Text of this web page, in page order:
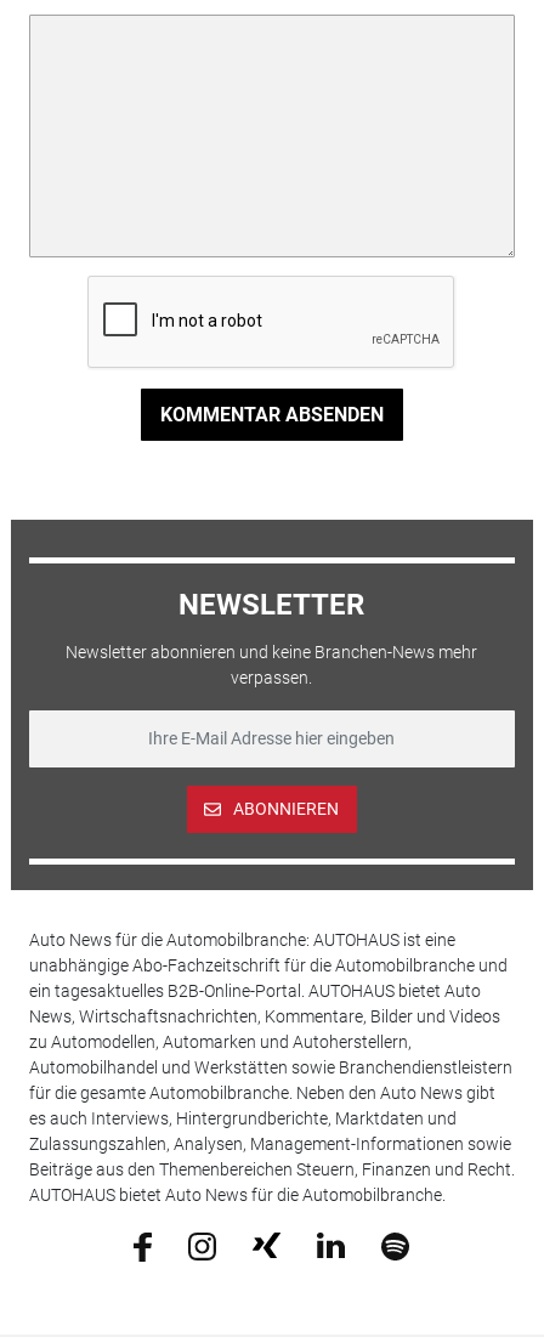
KOMMENTAR ABSENDEN
NEWSLETTER
Newsletter abonnieren und keine Branchen-News mehr
verpassen.
ABONNIEREN
Auto News für die Automobilbranche: AUTOHAUS ist eine
unabhängige Abo-Fachzeitschrift für die Automobilbranche und
ein tagesaktuelles B2B-Online-Portal. AUTOHAUS bietet Auto
News, Wirtschaftsnachrichten, Kommentare, Bilder und Videos
zu Automodellen, Automarken und Autoherstellern,
Automobilhandel und Werkstätten sowie Branchendienstleistern
für die gesamte Automobilbranche. Neben den Auto News gibt
es auch Interviews, Hintergrundberichte, Marktdaten und
Zulassungszahlen, Analysen, Management-Informationen sowie
Beiträge aus den Themenbereichen Steuern, Finanzen und Recht.
AUTOHAUS bietet Auto News für die Automobilbranche.